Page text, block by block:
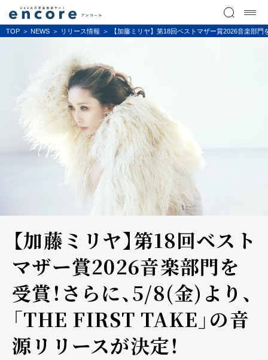
TOP NEWS リリース情報 【加藤ミリヤ】第18回ベストマザー賞2026音楽部
【加藤ミリヤ】第18回ベスト
マザー賞2026音楽部門を
受賞！さらに、5/8(金)より、
「THE FIRST TAKE」の音
源リリースが決定！